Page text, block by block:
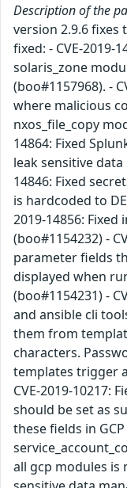
Description of the
version 2.9.6 fixes
fixed: - CVE-2019-
solaris_zone
(boo#1157968). -
where malicious
nxos_file_copy
14864: Fixed
leak sensitive data
14846: Fixed
is hardcoded to
2019-14856: Fixed
(boo#1154232) -
parameter fields
displayed when
(boo#1154231) -
and ansible cli
them from
characters.
templates trigger
CVE-2019-10217:
should be set as
these fields in
all gcp modules is